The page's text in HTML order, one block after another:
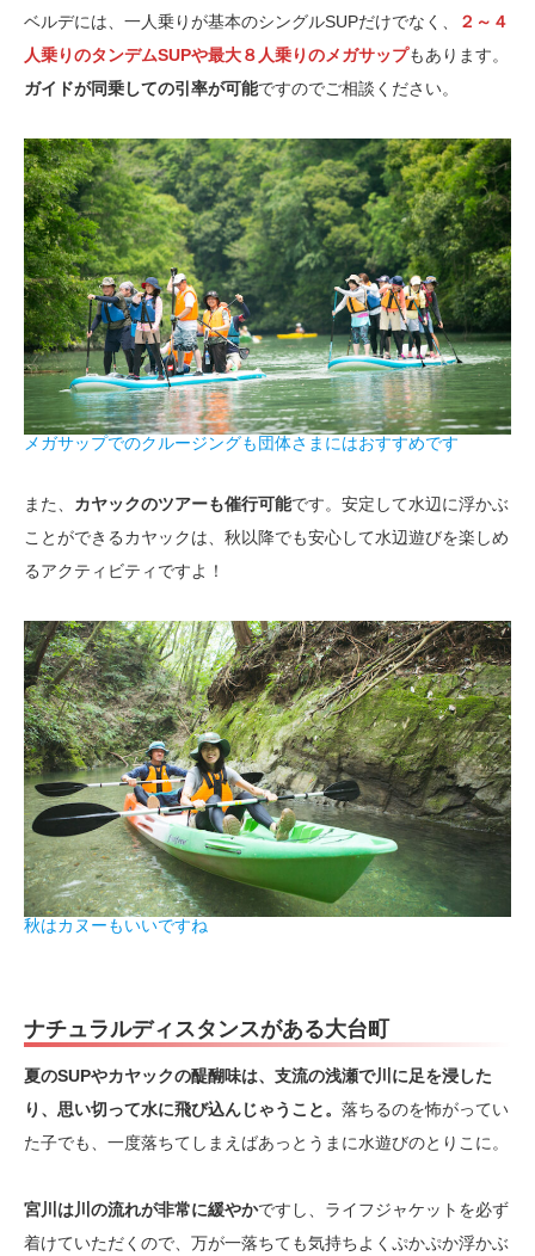
ベルデには、一人乗りが基本のシングルSUPだけでなく、
２～４
人乗りのタンデムSUPや最大８人乗りのメガサップもあります。
ガイドが同乗しての引率が可能ですのでご相談ください。
メガサップでのクルージングも団体さまにはおすすめです
また、 カヤックのツアーも催行可能です。安定して水辺に浮かぶ
ことができるカヤックは、秋以降でも安心して水辺遊びを楽しめ
るアクティビティですよ！
秋はカヌーもいいですね
ナチュラルディスタンスがある大台町
夏のSUPやカヤックの醍醐味は、支流の浅瀬で川に足を浸した
り、思い切って水に飛び込んじゃうこと。 落ちるのを怖がってい
た子でも、一度落ちてしまえばあっとうまに水遊びのとりこに。
宮川は川の流れが非常に緩やかですし、ライフジャケットを必ず
着けていただくので、万が一落ちても気持ちよくぷかぷか浮かぶ